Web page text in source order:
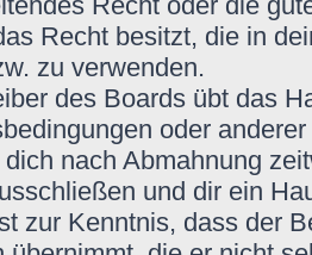
Recht besitzt, die in
zu verwenden.
des Boards übt das
oder
nach Abmahnung
und dir ein
zur Kenntnis, dass der